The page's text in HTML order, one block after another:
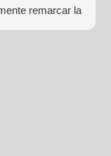
remarcar la
y